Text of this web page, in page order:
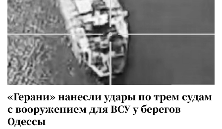
«Герани» нанесли удары по трем судам
с вооружением для ВСУ у берегов
Одессы